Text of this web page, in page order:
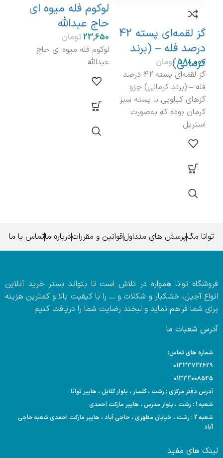
گز لقمه‌ای پسته 42
درصد فله – (برند
کرمانی)تومان
گز لقمه‌ای پسته 42 درصد
فله – (برند کرمانی) جزو
گزهای کیلویی با پسته سبز
کرمان بوده که به‌صورت
استریل
لوکوم فله میوه ای
حاج عبدالله
تومان
لوکوم فله میوه ای حاج
عبدالله
توانا مگپرسش های متداولقوانین و مقرراتدرباره ماتماس با ما
فروشگاه توانا همواره در تلاش است تا بتواند بستر خرید آنلاین
انواع آجیل، خشکبار و شکلات و … را با کیفیت بالا و کمترین هزینه
برای شما فراهم نماید و لبخند رضایت شما را دریافت کنیم
آدرس شعبات ما:
شماره های تماس:
01333722629
01332008545
آدرس دفتر مرکزی : رشت ، گلسار ، بلوار گلایل ، هایپر توانا
شعبه 1 : رشت ، بلوار مدرس ، هایپر مارکت احمدی
شعبه 2 : رشت ، خیابان مطهری ، حاجی آباد ، هایپر مارکت احمدی شعبه حاجی
آباد
لینک های مفید